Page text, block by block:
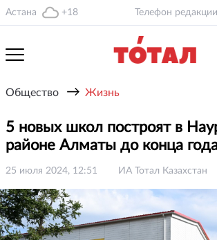
Астана +18 Телефон
Общество → Жизнь
5 новых школ построят в
районе Алматы до конца
25 июля 2024, 12:51 ИА Тотал Казахстан